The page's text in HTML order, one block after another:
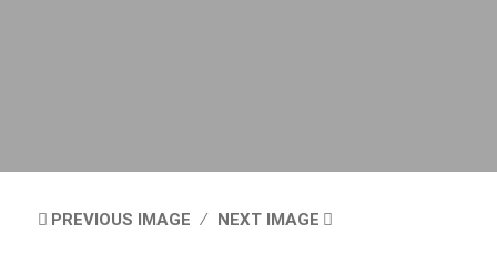
PREVIOUS IMAGE NEXT IMAGE